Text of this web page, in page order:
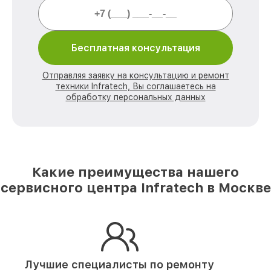
Бесплатная консультация
Отправляя заявку на консультацию и ремонт
техники Infratech, Вы соглашаетесь на
обработку персональных данных
Какие преимущества нашего
сервисного центра Infratech в Москве
Лучшие специалисты по ремонту